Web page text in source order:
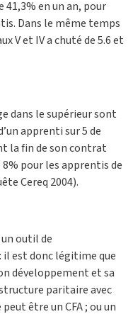
en un an, pour
Dans le même temps
V et IV a chuté de 5.6 et
dans le supérieur sont
apprenti sur 5 de
la fin de son contrat
pour les apprentis de
Cereq 2004).
outil de
est donc légitime que
développement et sa
paritaire avec
être un CFA ; ou un